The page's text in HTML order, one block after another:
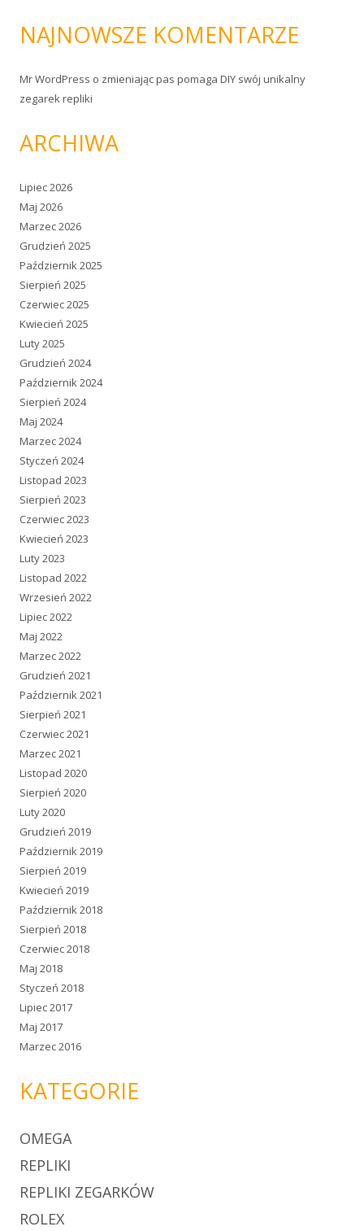
NAJNOWSZE KOMENTARZE
Mr WordPress o zmieniając pas pomaga DIY swój unikalny
zegarek repliki
ARCHIWA
Lipiec 2026
Maj 2026
Marzec 2026
Grudzień 2025
Październik 2025
Sierpień 2025
Czerwiec 2025
Kwiecień 2025
Luty 2025
Grudzień 2024
Październik 2024
Sierpień 2024
Maj 2024
Marzec 2024
Styczeń 2024
Listopad 2023
Sierpień 2023
Czerwiec 2023
Kwiecień 2023
Luty 2023
Listopad 2022
Wrzesień 2022
Lipiec 2022
Maj 2022
Marzec 2022
Grudzień 2021
Październik 2021
Sierpień 2021
Czerwiec 2021
Marzec 2021
Listopad 2020
Sierpień 2020
Luty 2020
Grudzień 2019
Październik 2019
Sierpień 2019
Kwiecień 2019
Październik 2018
Sierpień 2018
Czerwiec 2018
Maj 2018
Styczeń 2018
Lipiec 2017
Maj 2017
Marzec 2016
KATEGORIE
OMEGA
REPLIKI
REPLIKI ZEGARKÓW
ROLEX